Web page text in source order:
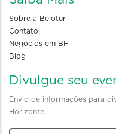
Sobre a Belotur
Contato
Negócios em BH
Blog
Divulgue seu
Envio de informações para
Horizonte